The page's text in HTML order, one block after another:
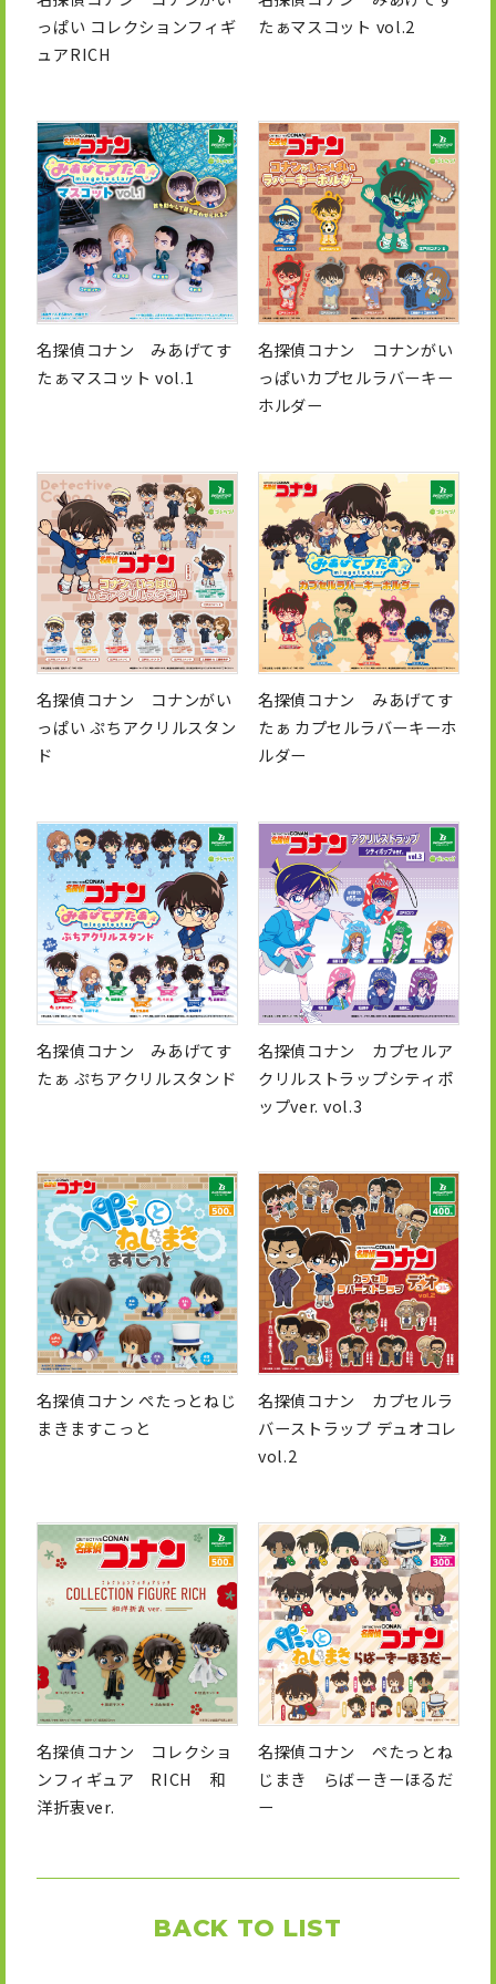
っぱい コレクションフィギ
ュアRICH
たぁマスコット vol.2
名探偵コナン みあげてす
たぁマスコット vol.1
名探偵コナン コナンがい
っぱいカプセルラバーキー
ホルダー
名探偵コナン コナンがい
っぱい ぷちアクリルスタン
ド
名探偵コナン みあげてす
たぁ カプセルラバーキーホ
ルダー
名探偵コナン みあげてす
たぁ ぷちアクリルスタンド
名探偵コナン カプセルア
クリルストラップシティポ
ップver. vol.3
名探偵コナン ぺたっとねじ
まきますこっと
名探偵コナン カプセルラ
バーストラップ デュオコレ
vol.2
名探偵コナン コレクショ
ンフィギュア RICH 和
洋折衷ver.
名探偵コナン ぺたっとね
じまき らばーきーほるだ
ー
BACK TO LIST